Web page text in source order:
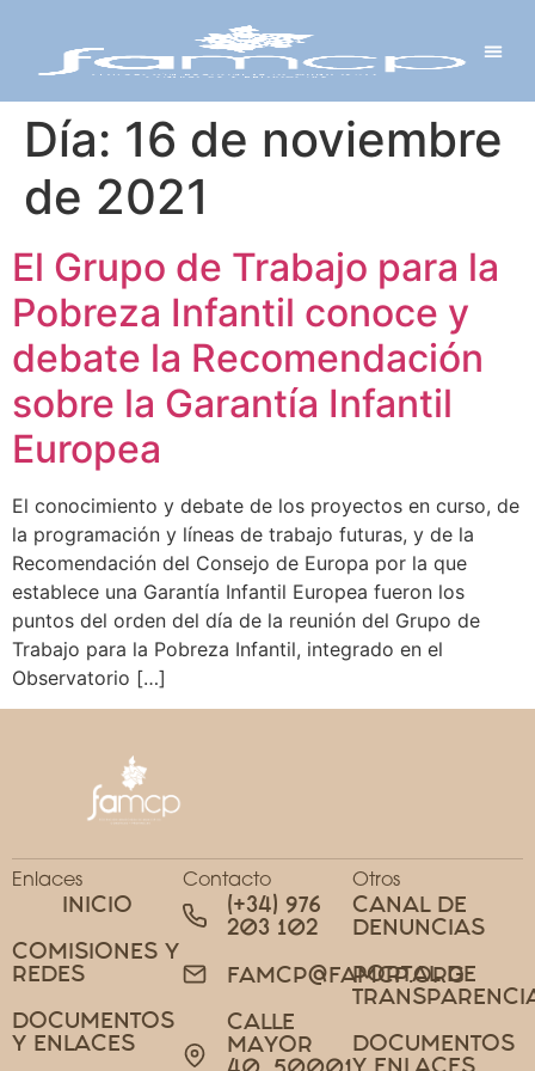
Día: 16 de noviembre
de 2021
El Grupo de Trabajo para la
Pobreza Infantil conoce y
debate la Recomendación
sobre la Garantía Infantil
Europea
El conocimiento y debate de los proyectos en curso, de
la programación y líneas de trabajo futuras, y de la
Recomendación del Consejo de Europa por la que
establece una Garantía Infantil Europea fueron los
puntos del orden del día de la reunión del Grupo de
Trabajo para la Pobreza Infantil, integrado en el
Observatorio […]
Enlaces
INICIO
COMISIONES Y
REDES
DOCUMENTOS
Y ENLACES
Contacto
(+34) 976
203 102
FAMCP@FAMCP.ORG
CALLE
MAYOR
Otros
CANAL DE
DENUNCIAS
PORTAL DE
DOCUMENTOS